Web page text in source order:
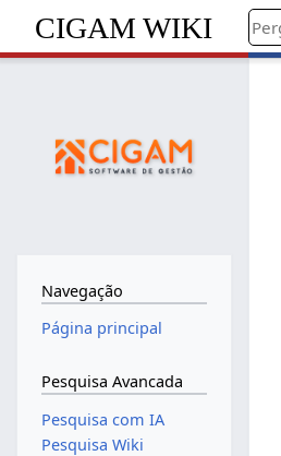
CIGAM WIKI
Navegação
Página principal
Pesquisa Avancada
Pesquisa com IA
Pesquisa Wiki